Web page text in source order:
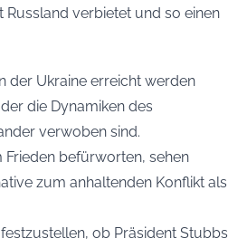
verbietet und so einen
der Ukraine erreicht werden
die Dynamiken des
verwoben sind.
befürworten, sehen
zum anhaltenden Konflikt als
ob Präsident Stubbs